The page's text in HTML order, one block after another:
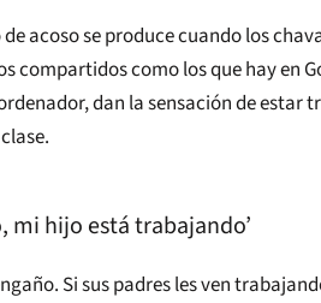
acoso se produce cuando los
compartidos como los que hay en
dan la sensación de
mi hijo está trabajando’
Si sus padres les ven